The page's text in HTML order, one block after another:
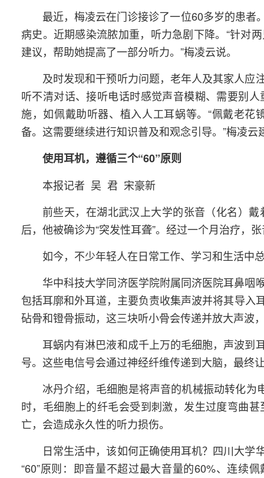
最近，梅凌云在门诊接诊了一位60多岁的患
病史。近期感染流脓加重，听力急剧下降。“针对
建议，帮助她提高了一部分听力。”梅凌云说。
及时发现和干预听力问题，老年人及其家人应
听不清对话、接听电话时感觉声音模糊、需要别
施，如佩戴助听器、植入人工耳蜗等。“佩戴老
备。这需要继续进行知识普及和观念引导。”梅凌云
使用耳机，遵循三个“60”原则
本报记者 吴 君 宋豪新
前些天，在湖北武汉上大学的张音（化名）
后，他被确诊为“突发性耳聋”。经过一个月治疗，
如今，不少年轻人在日常工作、学习和生活中
华中科技大学同济医学院附属同济医院耳鼻咽
包括耳廓和外耳道，主要负责收集声波并将其导
砧骨和镫骨振动，这三块听小骨会传递并放大声波
耳蜗内有淋巴液和成千上万的毛细胞，声波到
号。这些电信号会通过神经纤维传递到大脑，最终
冰丹介绍，毛细胞是将声音的机械振动转化为
时，毛细胞上的纤毛会受到刺激，发生过度弯曲
亡，会造成永久性的听力损伤。
日常生活中，该如何正确使用耳机？四川大
“60”原则：即音量不超过最大音量的60%、连续